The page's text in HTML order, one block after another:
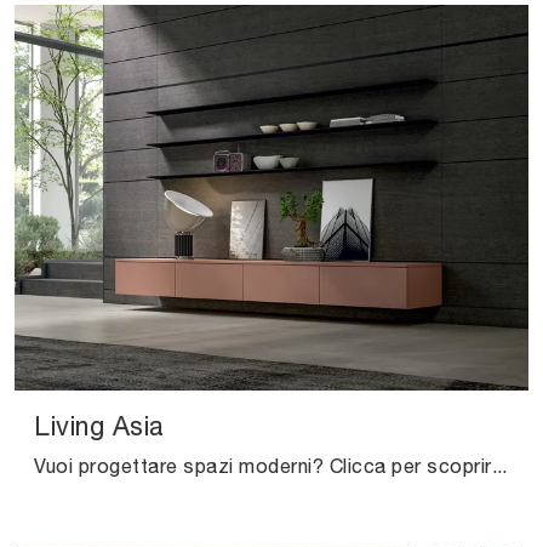
Living Asia
Vuoi progettare spazi moderni? Clicca per scoprire il mobile soggiorno Living Asia in laccato opaco del brand Arredo3!